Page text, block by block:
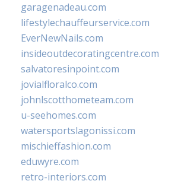
garagenadeau.com
lifestylechauffeurservice.com
EverNewNails.com
insideoutdecoratingcentre.com
salvatoresinpoint.com
jovialfloralco.com
johnlscotthometeam.com
u-seehomes.com
watersportslagonissi.com
mischieffashion.com
eduwyre.com
retro-interiors.com